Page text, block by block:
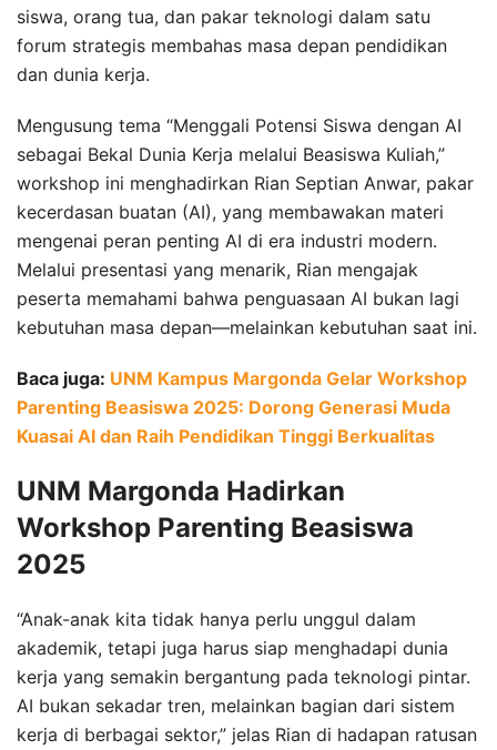
siswa, orang tua, dan pakar teknologi dalam satu
forum strategis membahas masa depan pendidikan
dan dunia kerja.
Mengusung tema “Menggali Potensi Siswa dengan AI
sebagai Bekal Dunia Kerja melalui Beasiswa Kuliah,”
workshop ini menghadirkan Rian Septian Anwar, pakar
kecerdasan buatan (AI), yang membawakan materi
mengenai peran penting AI di era industri modern.
Melalui presentasi yang menarik, Rian mengajak
peserta memahami bahwa penguasaan AI bukan lagi
kebutuhan masa depan—melainkan kebutuhan saat ini.
Baca juga: UNM Kampus Margonda Gelar Workshop
Parenting Beasiswa 2025: Dorong Generasi Muda
Kuasai AI dan Raih Pendidikan Tinggi Berkualitas
UNM Margonda Hadirkan
Workshop Parenting Beasiswa
2025
“Anak-anak kita tidak hanya perlu unggul dalam
akademik, tetapi juga harus siap menghadapi dunia
kerja yang semakin bergantung pada teknologi pintar.
AI bukan sekadar tren, melainkan bagian dari sistem
kerja di berbagai sektor,” jelas Rian di hadapan ratusan